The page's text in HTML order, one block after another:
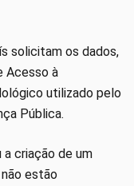
solicitam os dados,
Acesso à
utilizado pelo
Pública.
a criação de um
estão